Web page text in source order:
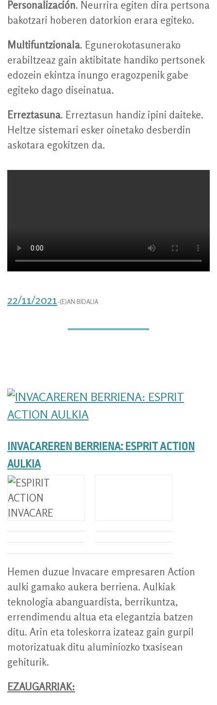
Personalización. Neurrira egiten dira pertsona
bakotzari hoberen datorkion erara egiteko.
Multifuntzionala. Egunerokotasunerako
erabiltzeaz gain aktibitate handiko pertsonek
edozein ekintza inungo eragozpenik gabe
egiteko dago diseinatua.
Erreztasuna. Erreztasun handiz ipini daiteke.
Heltze sistemari esker oinetako desberdin
askotara egokitzen da.
22/11/2021-(E)AN BIDALIA
INVACAREREN BERRIENA: ESPRIT ACTION
AULKIA
Hemen duzue Invacare empresaren Action
aulki gamako aukera berriena. Aulkiak
teknologia abanguardista, berrikuntza,
errendimendu altua eta elegantzia batzen
ditu. Arin eta toleskorra izateaz gain gurpil
motorizatuak ditu aluminiozko txasisean
gehiturik.
EZAUGARRIAK: